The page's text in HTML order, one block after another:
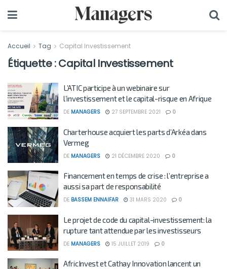
Accueil Tag Capital Investissement
Étiquette :Capital Investissement
L’ATIC participe à un webinaire sur
l’investissement et le capital-risque en Afrique
DE MANAGERS 27 SEPTEMBRE 2021 0
Charterhouse acquiert les parts d’Arkéa dans
Vermeg
DE MANAGERS 21 DÉCEMBRE 2020 0
Financement en temps de crise : l’entreprise a
aussi sa part de responsabilité
DE BASSEM ENNAIFAR 31 MARS 2020 0
Le projet de code du capital-investissement: la
rupture tant attendue par les investisseurs
DE MANAGERS 15 JUILLET 2019 0
AfricInvest et Cathay Innovation lancent un